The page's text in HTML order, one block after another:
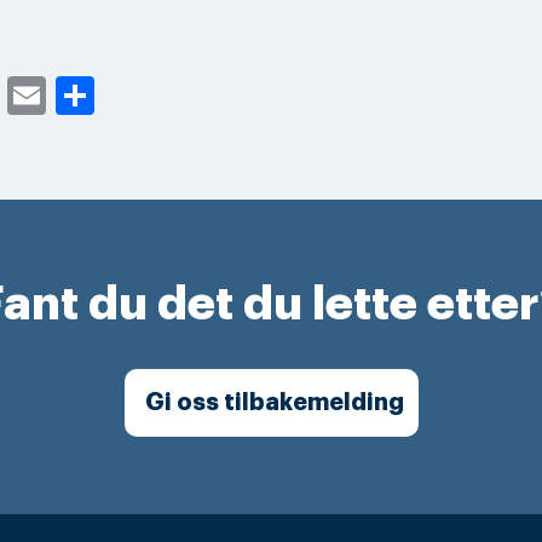
Email
du det du lette
Gi oss tilbakemelding